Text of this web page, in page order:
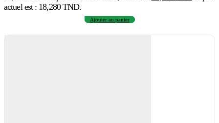
actuel est : 18,280 TND.
Ajouter au panier